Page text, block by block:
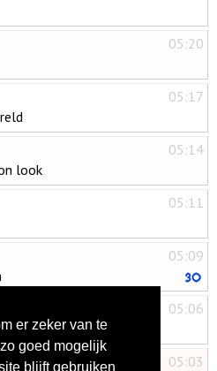
05:20
05:17
05:14
look
05:11
05:09
05:06
met mij?
05:03
Kroes
er zeker van te
goed mogelijk
blijft gebruiken